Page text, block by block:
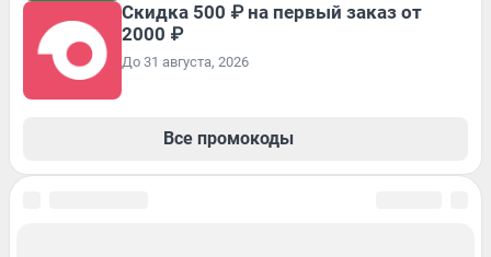
Скидка 500 ₽ на первый заказ от
2000 ₽
До 31 августа, 2026
Все промокоды